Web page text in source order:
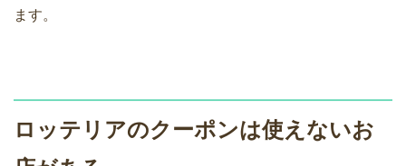
ます。
ロッテリアのクーポンは使えないお